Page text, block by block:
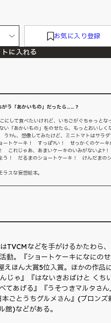
お気に入り登録
に入れる
がう「あかいもの」だったら……？
にして食べたいけれど、いちごがぐちゃっとな
「あかいもの」をのせたら、もっとおいしく
?ん、想像してみたけど、ミニトマトはサラダ
ートケーキ！ すっぱ?い！ せっかくのケーキ
これじゃあ、あまいケーキのいみがないよ?
う！ だるまのショートケーキ！ けんだまの
スな妄想絵本。
TVCMなどを手がけるかたわら
動。『ショートケーキになにのせ
えほん大賞5位入賞。ほかの作品
じゃ』『はないきおばけと くち
てあげる』『うそつきマルタさん
ごとうちグルメさん』(ブロンズ
館)などがある。